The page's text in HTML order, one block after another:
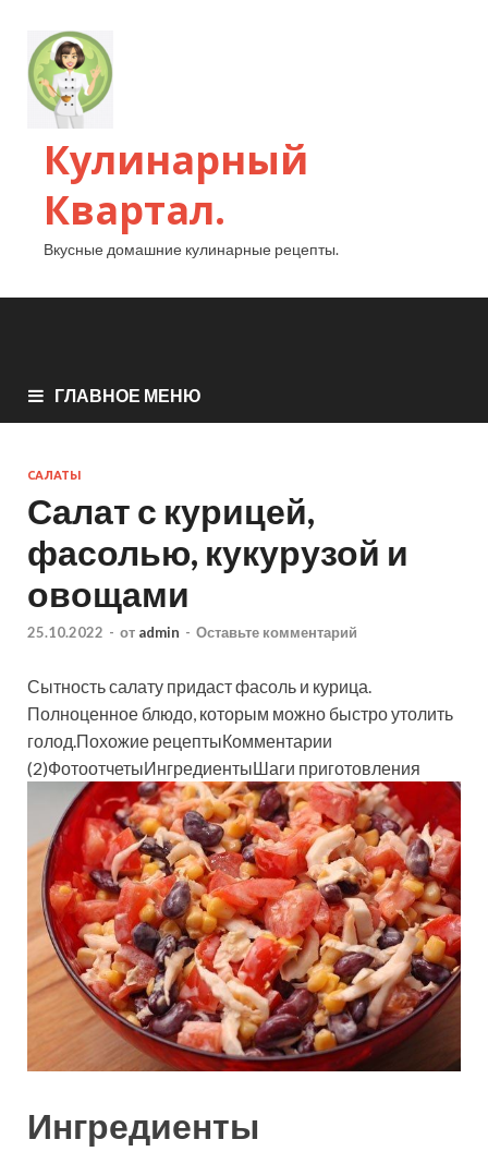
Кулинарный
Квартал.
Вкусные домашние кулинарные рецепты.
ГЛАВНОЕ МЕНЮ
САЛАТЫ
Салат с курицей,
фасолью, кукурузой и
овощами
25.10.2022 - от admin - Оставьте комментарий
Сытность салату придаст фасоль и курица.
Полноценное блюдо, которым можно быстро утолить
голод.Похожие рецептыКомментарии
(2)ФотоотчетыИнгредиентыШаги приготовления
Ингредиенты